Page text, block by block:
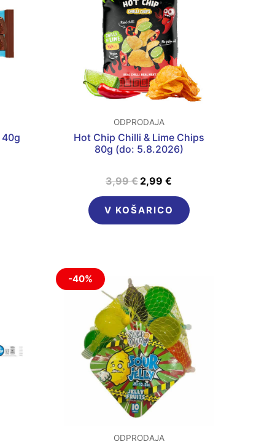
ODPRODAJA
Hot Chip Chilli & Lime Chips
80g (do: 5.8.2026)
3,99€ 2,99 €
V KOŠARICO
-40%
ODPRODAJA
cena
je
bila:
4,99 €.
je:
2,99 €.